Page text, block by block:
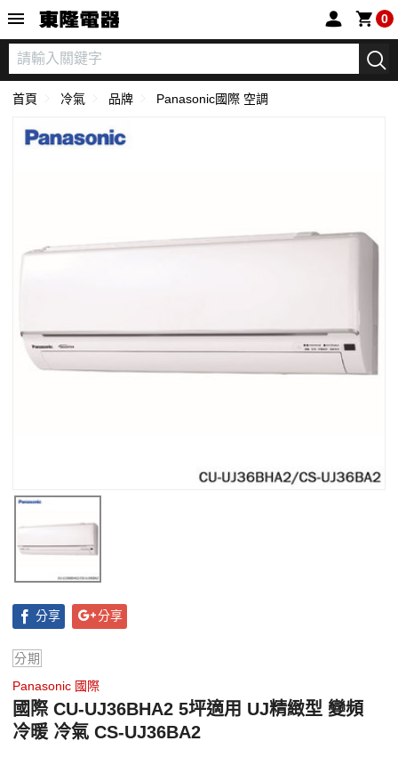
0
首頁 冷氣 品牌 Panasonic國際 空調
分享 分享
分期
Panasonic 國際
國際 CU-UJ36BHA2 5坪適用 UJ精緻型 變頻
冷暖 冷氣 CS-UJ36BA2